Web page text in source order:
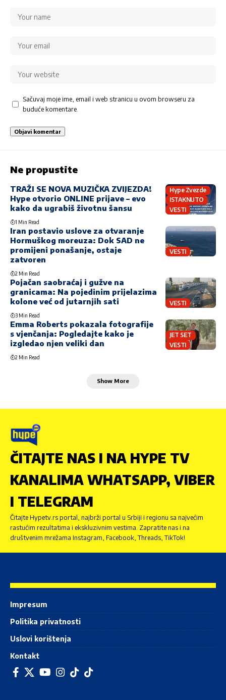
Sačuvaj moje ime, email i web stranicu u ovom browseru za
buduće komentare.
Ne propustite
Hype Zvezde
ISTAKNUTO
VESTI
TRAŽI SE NOVA MUZIČKA ZVIJEZDA!
Hype otvorio ONLINE prijave – evo
kako da ugrabiš životnu šansu
1 Min Read
VESTI
Iran postavio uslove za otvaranje
Hormuškog moreuza: Dok SAD ne
promijeni ponašanje, ostaje
zatvoren
2 Min Read
VESTI
Pojačan saobraćaj i gužve na
granicama: Na pojedinim prijelazima
kolone već od jutarnjih sati
3 Min Read
JET SET
VESTI
Emma Roberts pokazala fotografije
s vjenčanja: Pogledajte kako je
izgledao njen veliki dan
2 Min Read
Show More
ČITAJTE NAS I NA HYPE TV
KANALIMA WHATSAPP, VIBER
I TELEGRAM
Čitajte Hypetv.rs portal, najbrži portal u Srbiji i regionu sa najvećim
rastućim rezultatima i ekskluzivnim vestima. Zapratite nas i na
društvenim mrežama Instagram, Facebook, Threads, TikTok!
Impresum
Politika privatnosti
Uslovi korištenja
Kontakt